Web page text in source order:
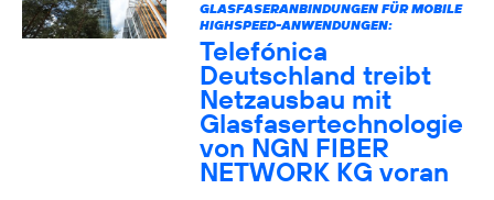
GLASFASERANBINDUNGEN FÜR MOBILE
HIGHSPEED-ANWENDUNGEN:
Telefónica
Deutschland treibt
Netzausbau mit
Glasfasertechnologie
von NGN FIBER
NETWORK KG voran